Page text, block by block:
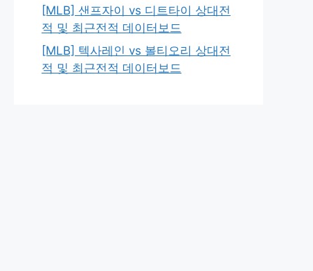
[MLB] 샌프자이 vs 디트타이 상대전
적 및 최근전적 데이터보드
[MLB] 텍사레인 vs 볼티오리 상대전
적 및 최근전적 데이터보드